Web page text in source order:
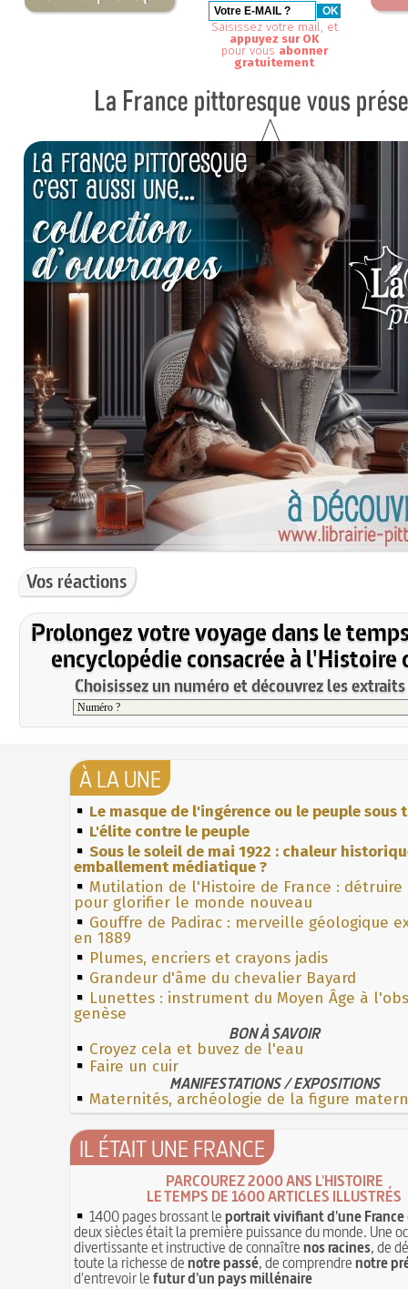
Saisissez votre mail, et
appuyez sur OK
pour vous abonner
gratuitement
Vos réactions
Prolongez votre voyage dans le
encyclopédie consacrée à l'Histoire
Choisissez un numéro et découvrez les
À LA UNE
Le masque de l'ingérence ou le peuple sous
L'élite contre le peuple
Sous le soleil de mai 1922 : chaleur
emballement médiatique ?
Mutilation de l'Histoire de France : détruire
pour glorifier le monde nouveau
Gouffre de Padirac : merveille géologique
en 1889
Plumes, encriers et crayons jadis
Grandeur d'âme du chevalier Bayard
Lunettes : instrument du Moyen Âge à
genèse
BON À SAVOIR
Croyez cela et buvez de l'eau
Faire un cuir
MANIFESTATIONS / EXPOSITIONS
Maternités, archéologie de la figure
IL ÉTAIT UNE FRANCE
PARCOUREZ 2000 ANS L'HISTOIRE
LE TEMPS DE 1600 ARTICLES ILLUSTRÉS
1400 pages brossant leportrait vivifiant d'une France
deux siècles était la première puissance du monde. Une
divertissante et instructive de connaîtrenos racines, de
toute la richesse denotre passé, de comprendrenotre
d'entrevoir lefutur d'un pays millénaire